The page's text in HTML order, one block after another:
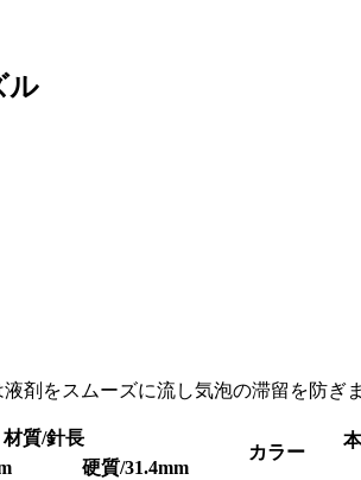
ル
剤をスムーズに流し気泡の滞留を防ぎ
材質/針長
カラー
硬質/31.4mm